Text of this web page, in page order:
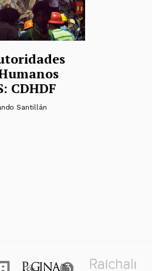
CDHDF
Santillán